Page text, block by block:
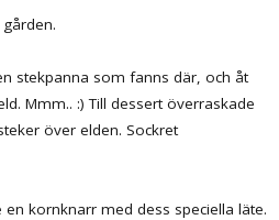
stekpanna som fanns där, och åt
Mmm.. :) Till dessert överraskade
över elden. Sockret
kornknarr med dess speciella läte.